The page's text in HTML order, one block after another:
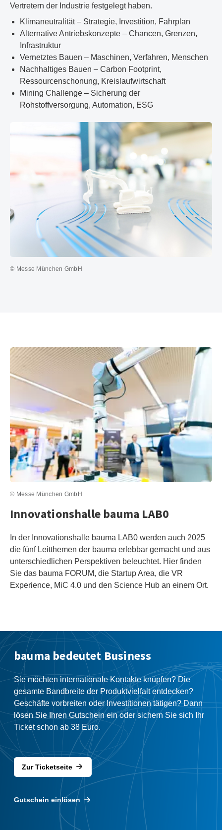
Vertretern der Industrie festgelegt haben.
Klimaneutralität – Strategie, Investition, Fahrplan
Alternative Antriebskonzepte – Chancen, Grenzen,
Infrastruktur
Vernetztes Bauen – Maschinen, Verfahren, Menschen
Nachhaltiges Bauen – Carbon Footprint,
Ressourcenschonung, Kreislaufwirtschaft
Mining Challenge – Sicherung der
Rohstoffversorgung, Automation, ESG
© Messe München GmbH
© Messe München GmbH
Innovationshalle bauma LAB0
In der Innovationshalle bauma LAB0 werden auch 2025
die fünf Leitthemen der bauma erlebbar gemacht und aus
unterschiedlichen Perspektiven beleuchtet. Hier finden
Sie das bauma FORUM, die Startup Area, die VR
Experience, MiC 4.0 und den Science Hub an einem Ort.
bauma bedeutet Business
Sie möchten internationale Kontakte knüpfen? Die
gesamte Bandbreite der Produktvielfalt entdecken?
Geschäfte vorbreiten oder Investitionen tätigen? Dann
lösen Sie Ihren Gutschein ein oder sichern Sie sich Ihr
Ticket schon ab 38 Euro.
Zur Ticketseite
Gutschein einlösen